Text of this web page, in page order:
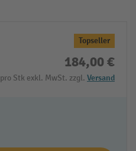
Topseller
184,00 €
pro Stk exkl. MwSt. zzgl. Versand